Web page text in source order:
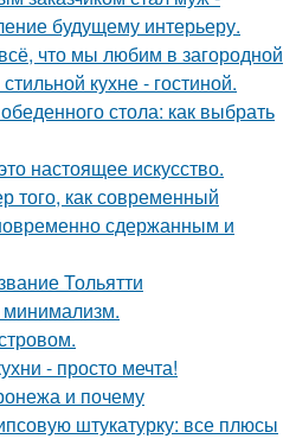
будущему интерьеру.
что мы любим в загородной
кухне - гостиной.
стола: как выбрать
настоящее искусство.
того, как современный
сдержанным и
Тольятти
минимализм.
- просто мечта!
и почему
штукатурку: все плюсы